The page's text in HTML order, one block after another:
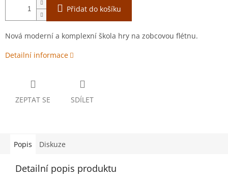
Přidat do košíku
Nová moderní a komplexní škola hry na zobcovou flétnu.
Detailní informace
ZEPTAT SE SDÍLET
Popis Diskuze
Detailní popis produktu